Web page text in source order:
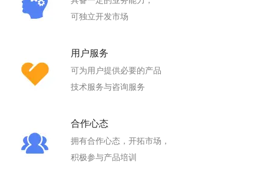
可独立开发市场
用户服务
可为用户提供必要的产品
技术服务与咨询服务
合作心态
拥有合作心态，开拓市场，
积极参与产品培训